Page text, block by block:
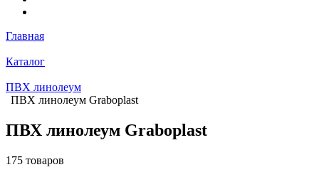
Главная
Каталог
ПВХ линолеум
ПВХ линолеум Graboplast
ПВХ линолеум Graboplast
175 товаров